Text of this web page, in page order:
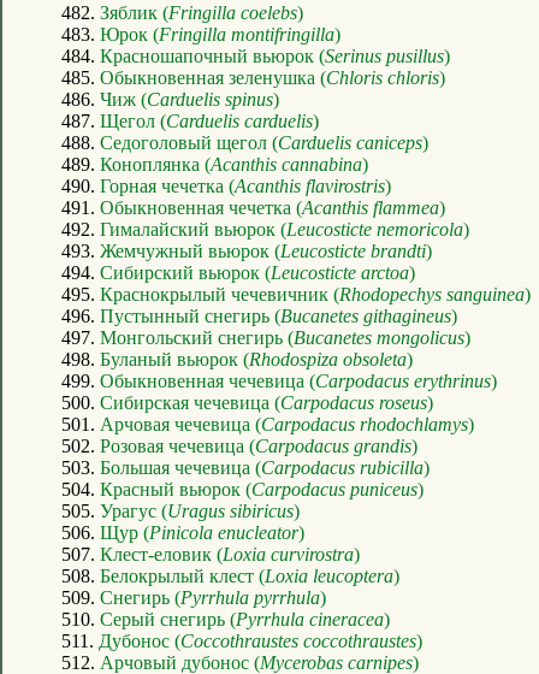
482. Зяблик (Fringilla coelebs)
483. Юрок (Fringilla montifringilla)
484. Красношапочный вьюрок (Serinus pusillus)
485. Обыкновенная зеленушка (Chloris chloris)
486. Чиж (Carduelis spinus)
487. Щегол (Carduelis carduelis)
488. Седоголовый щегол (Carduelis caniceps)
489. Коноплянка (Acanthis cannabina)
490. Горная чечетка (Acanthis flavirostris)
491. Обыкновенная чечетка (Acanthis flammea)
492. Гималайский вьюрок (Leucosticte nemoricola)
493. Жемчужный вьюрок (Leucosticte brandti)
494. Сибирский вьюрок (Leucosticte arctoa)
495. Краснокрылый чечевичник (Rhodopechys sanguinea)
496. Пустынный снегирь (Bucanetes githagineus)
497. Монгольский снегирь (Bucanetes mongolicus)
498. Буланый вьюрок (Rhodospiza obsoleta)
499. Обыкновенная чечевица (Carpodacus erythrinus)
500. Сибирская чечевица (Carpodacus roseus)
501. Арчовая чечевица (Carpodacus rhodochlamys)
502. Розовая чечевица (Carpodacus grandis)
503. Большая чечевица (Carpodacus rubicilla)
504. Красный вьюрок (Carpodacus puniceus)
505. Урагус (Uragus sibiricus)
506. Щур (Pinicola enucleator)
507. Клест-еловик (Loxia curvirostra)
508. Белокрылый клест (Loxia leucoptera)
509. Снегирь (Pyrrhula pyrrhula)
510. Серый снегирь (Pyrrhula cineracea)
511. Дубонос (Coccothraustes coccothraustes)
512. Арчовый дубонос (Mycerobas carnipes)